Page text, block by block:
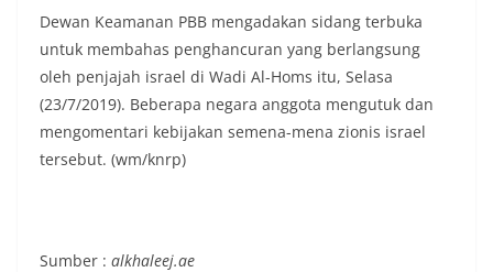
Dewan Keamanan PBB mengadakan sidang terbuka
untuk membahas penghancuran yang berlangsung
oleh penjajah israel di Wadi Al-Homs itu, Selasa
(23/7/2019). Beberapa negara anggota mengutuk dan
mengomentari kebijakan semena-mena zionis israel
tersebut. (wm/knrp)
Sumber : alkhaleej.ae